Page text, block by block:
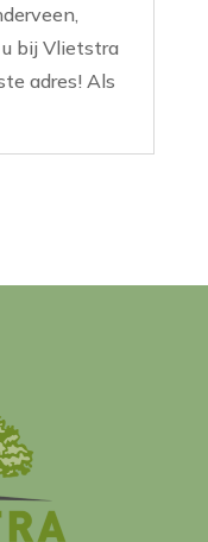
bij Vlietstra
adres! Als